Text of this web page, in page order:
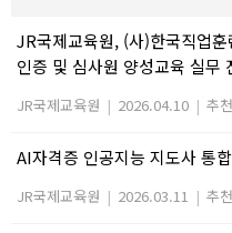
JR국제교육원, (사)한국직업
인증 및 심사원 양성교육 실무
JR국제교육원 | 2026.04.10 | 추
AI자격증 인공지능 지도사 통
JR국제교육원 | 2026.03.11 | 추